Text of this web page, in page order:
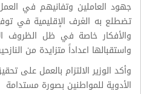
جهود العاملين وتفانيهم في
تضطلع به الغرف الإقليمية في
والأفكار خاصة في ظل الظروف
واستقبالها اعداداً متزايدة من
وأكد الوزير الالتزام بالعمل على
الأدوية للمواطنين بصورة مستدامة